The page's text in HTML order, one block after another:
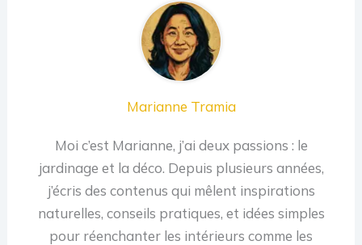
Marianne Tramia
Moi c’est Marianne, j’ai deux passions : le
jardinage et la déco. Depuis plusieurs années,
j’écris des contenus qui mêlent inspirations
naturelles, conseils pratiques, et idées simples
pour réenchanter les intérieurs comme les